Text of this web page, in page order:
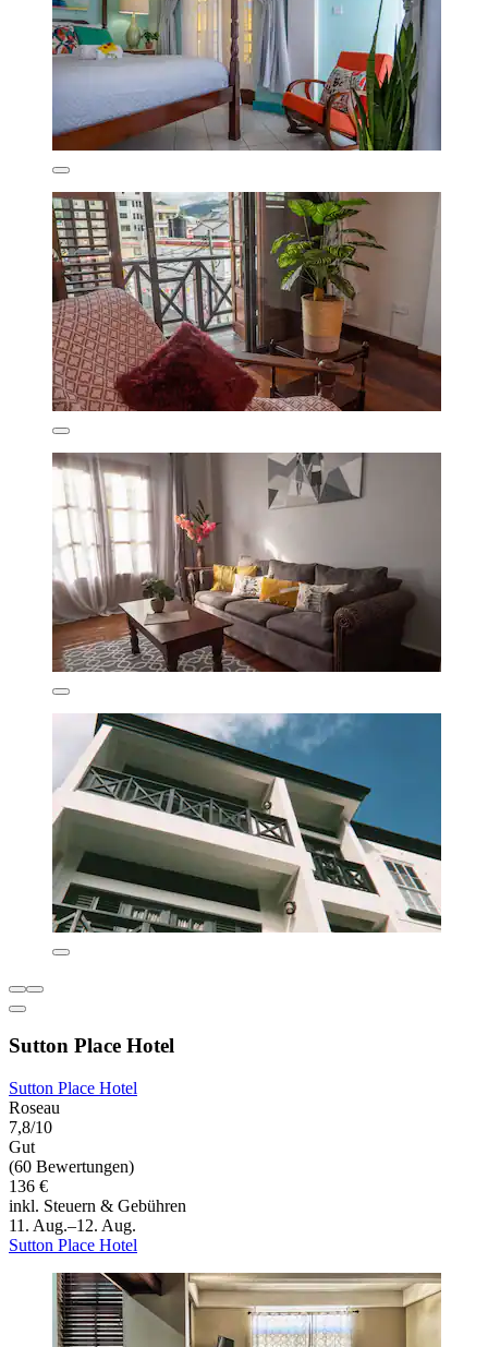
Sutton Place Hotel
Sutton Place Hotel
Roseau
7,8/10
Gut
(60 Bewertungen)
136 €
inkl. Steuern & Gebühren
11. Aug.–12. Aug.
Sutton Place Hotel